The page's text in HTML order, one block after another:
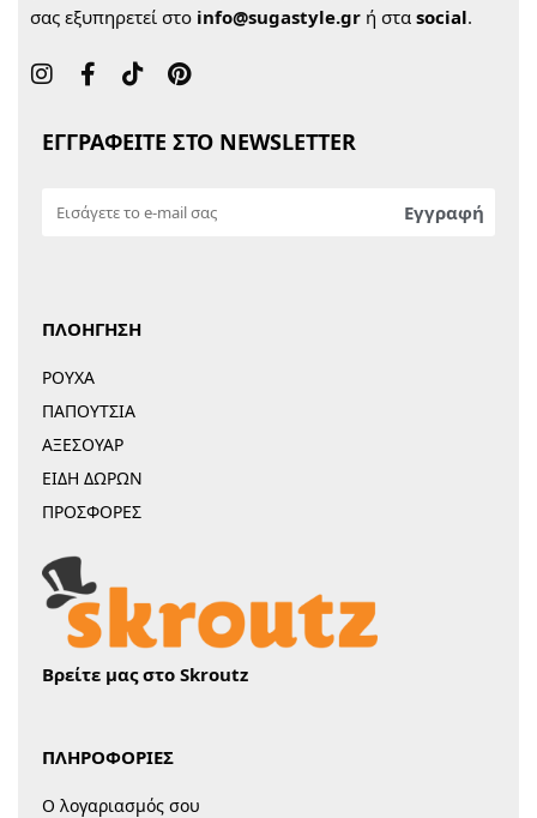
σας εξυπηρετεί στο info@sugastyle.gr ή στα social.
ΕΓΓΡΑΦΕΙΤΕ ΣΤΟ NEWSLETTER
ΠΛΟΗΓΗΣΗ
ΡΟΥΧΑ
ΠΑΠΟΥΤΣΙΑ
ΑΞΕΣΟΥΑΡ
ΕΙΔΗ ΔΩΡΩΝ
ΠΡΟΣΦΟΡΕΣ
Βρείτε μας στο Skroutz
ΠΛΗΡΟΦΟΡΙΕΣ
Ο λογαριασμός σου